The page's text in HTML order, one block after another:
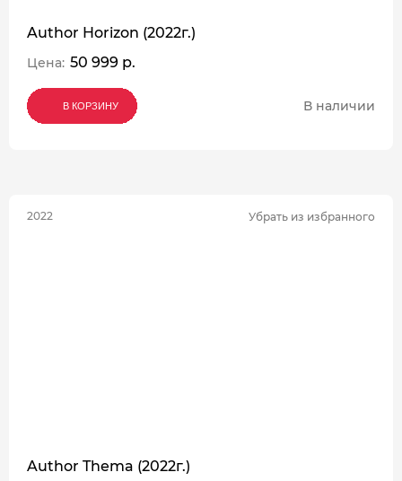
Author Horizon (2022г.)
Цена: 50 999 р.
В КОРЗИНУ
В КОРЗИНУ
В КОРЗИНУ В наличии
2022 Убрать из избранного
Author Thema (2022г.)